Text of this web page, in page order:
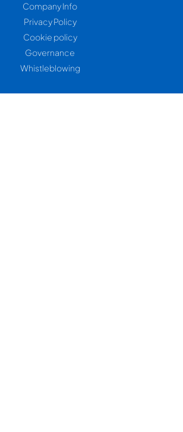
Company Info
Privacy Policy
Cookie policy
Governance
Whistleblowing